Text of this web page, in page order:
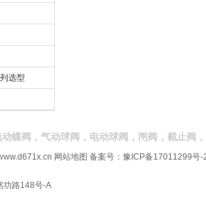
选型
蝶阀，气动球阀，电动球阀，闸阀，截止阀
网站地图 备案号： 豫ICP备17011299号-
功路148号-A